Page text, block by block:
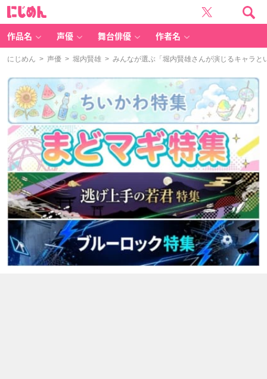
作品名 声優 舞台俳優 作者名
にじめん > 声優 > 堀内賢雄 > みんなが選ぶ「堀内賢雄さんが演じるキャラ